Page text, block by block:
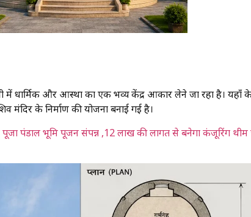
में धार्मिक और आस्था का एक भव्य केंद्र आकार लेने जा रहा है। यहाँ
के निर्माण की योजना बनाई गई है।
पंडाल भूमि पूजन संपन्न ,12 लाख की लागत से बनेगा कंजूरिंग थीम